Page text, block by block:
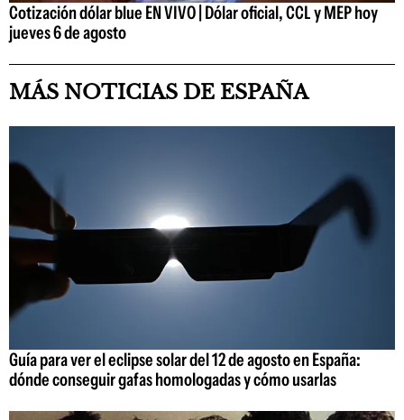
Cotización dólar blue EN VIVO | Dólar oficial, CCL y MEP hoy
jueves 6 de agosto
MÁS NOTICIAS DE ESPAÑA
Guía para ver el eclipse solar del 12 de agosto en España:
dónde conseguir gafas homologadas y cómo usarlas